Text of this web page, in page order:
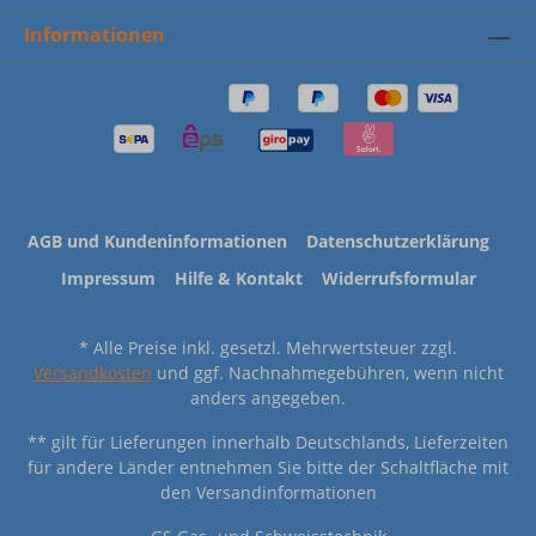
Informationen
AGB und Kundeninformationen
Datenschutzerklärung
Impressum
Hilfe & Kontakt Widerrufsformular
* Alle Preise inkl. gesetzl. Mehrwertsteuer zzgl.
Versandkosten und ggf. Nachnahmegebühren, wenn nicht
anders angegeben.
** gilt für Lieferungen innerhalb Deutschlands, Lieferzeiten
für andere Länder entnehmen Sie bitte der Schaltfläche mit
den Versandinformationen